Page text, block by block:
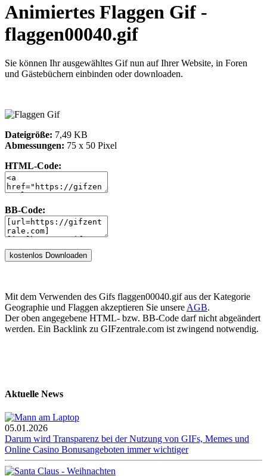
Animiertes Flaggen Gif -
flaggen00040.gif
Sie können Ihr ausgewähltes Gif nun auf Ihrer Website, in Foren
und Gästebüchern einbinden oder downloaden.
Dateigröße: 7,49 KB
Abmessungen: 75 x 50 Pixel
HTML-Code:
BB-Code:
Mit dem Verwenden des Gifs flaggen00040.gif aus der Kategorie
Geographie und Flaggen akzeptieren Sie unsere AGB.
Der oben angegebene HTML- bzw. BB-Code darf nicht abgeändert
werden. Ein Backlink zu GIFzentrale.com ist zwingend notwendig.
Aktuelle News
05.01.2026
Darum wird Transparenz bei der Nutzung von GIFs, Memes und
Online Casino Bonusangeboten immer wichtiger